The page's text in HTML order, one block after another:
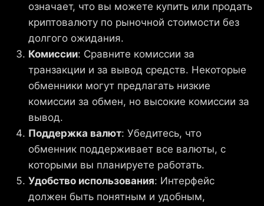
означает, что вы можете купить или продать
криптовалюту по рыночной стоимости без
долгого ожидания.
Комиссии: Сравните комиссии за
транзакции и за вывод средств. Некоторые
обменники могут предлагать низкие
комиссии за обмен, но высокие комиссии за
вывод.
Поддержка валют: Убедитесь, что
обменник поддерживает все валюты, с
которыми вы планируете работать.
Удобство использования: Интерфейс
должен быть понятным и удобным,